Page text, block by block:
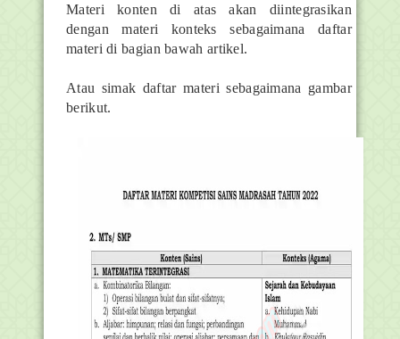
Materi konten di atas akan diintegrasikan
dengan materi konteks sebagaimana daftar
materi di bagian bawah artikel.
Atau simak daftar materi sebagaimana gambar
berikut.